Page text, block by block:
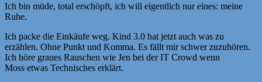
Ich bin müde, total erschöpft, ich will eigentlich nur eines: meine
Ruhe.
Ich packe die Einkäufe weg. Kind 3.0 hat jetzt auch was zu
erzählen. Ohne Punkt und Komma. Es fällt mir schwer zuzuhören.
Ich höre graues Rauschen wie Jen bei der IT Crowd wenn
Moss etwas Technisches erklärt.